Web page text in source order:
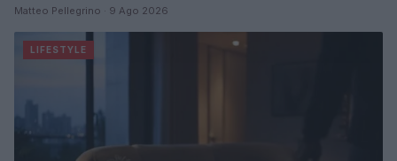
Matteo Pellegrino · 9 Ago 2026
LIFESTYLE